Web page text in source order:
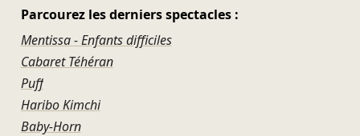
Parcourez les derniers spectacles :
Mentissa - Enfants difficiles
Cabaret Téhéran
Puff
Haribo Kimchi
Baby-Horn